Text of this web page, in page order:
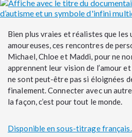
Bien plus vraies et réalistes que
amoureuses, ces rencontres de
Michael, Chloe et Maddi, pour ne
apprennent leur vision de l’amour
ne sont peut-être pas si éloignées
finalement. Connecter avec un
la façon, c’est pour tout le monde.
Disponible en sous-titrage français.